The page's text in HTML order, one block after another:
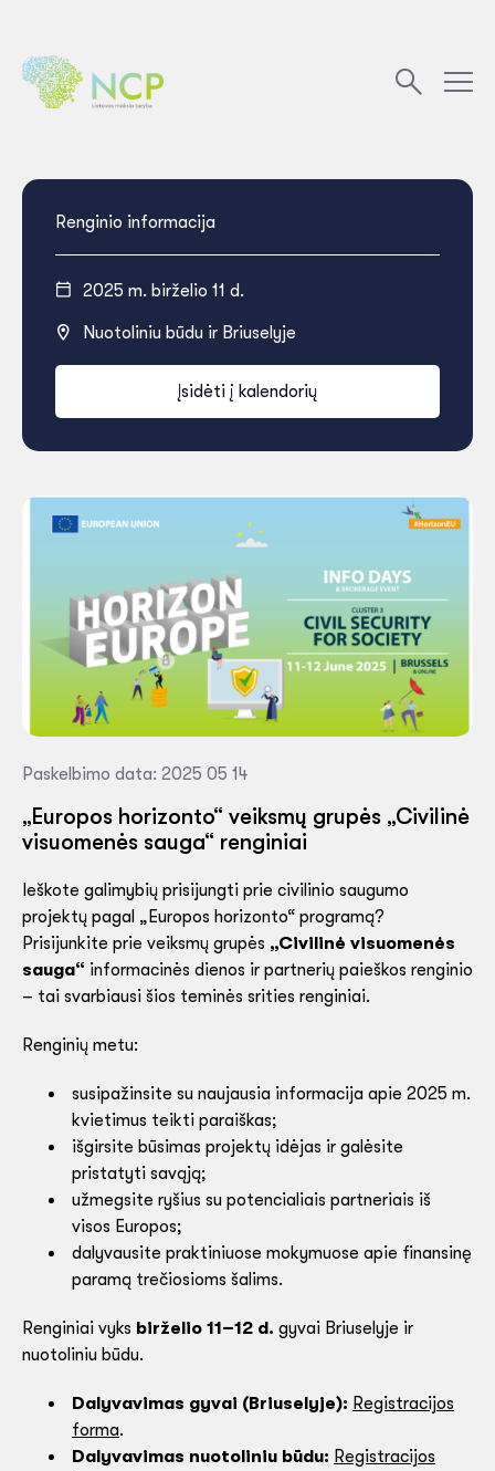
Renginio informacija
2025 m. birželio 11 d.
Nuotoliniu būdu ir Briuselyje
Įsidėti į kalendorių
Paskelbimo data: 2025 05 14
„Europos horizonto“ veiksmų grupės „Civilinė
visuomenės sauga“ renginiai
Ieškote galimybių prisijungti prie civilinio saugumo
projektų pagal „Europos horizonto“ programą?
Prisijunkite prie veiksmų grupės „Civilinė visuomenės
sauga“ informacinės dienos ir partnerių paieškos renginio
– tai svarbiausi šios teminės srities renginiai.
Renginių metu:
susipažinsite su naujausia informacija apie 2025 m.
kvietimus teikti paraiškas;
išgirsite būsimas projektų idėjas ir galėsite
pristatyti savąją;
užmegsite ryšius su potencialiais partneriais iš
visos Europos;
dalyvausite praktiniuose mokymuose apie finansinę
paramą trečiosioms šalims.
Renginiai vyks birželio 11–12 d. gyvai Briuselyje ir
nuotoliniu būdu.
Dalyvavimas gyvai (Briuselyje): Registracijos
forma.
Dalyvavimas nuotoliniu būdu: Registracijos